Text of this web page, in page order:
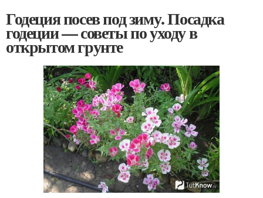
Годеция посев под зиму. Посадка
годеции — советы по уходу в
открытом грунте